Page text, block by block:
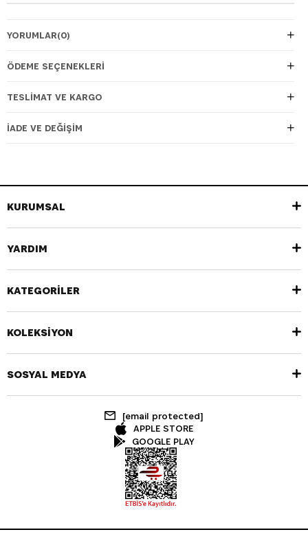
YORUMLAR(0)
ÖDEME SEÇENEKLERI
TESLIMAT VE KARGO
İADE VE DEĞIŞIM
KURUMSAL
YARDIM
KATEGORİLER
KOLEKSİYON
SOSYAL MEDYA
[email protected]
APPLE STORE
GOOGLE PLAY